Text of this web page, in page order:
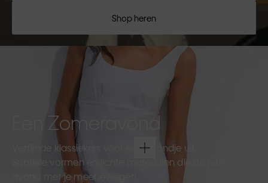
Shop heren
Een Zomeravond
Verfijnde klassiekers voor een avondje uit.
Subtiele vormen en lichte materialen die de hele
avond met je meebewegen.